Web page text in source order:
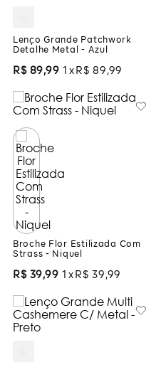
Lenço Grande Patchwork
Detalhe Metal - Azul
R$ 89,99 1 R$ 89 ,99
Broche Flor Estilizada Com
Strass - Niquel
R$ 39,99 1 R$ 39 ,99